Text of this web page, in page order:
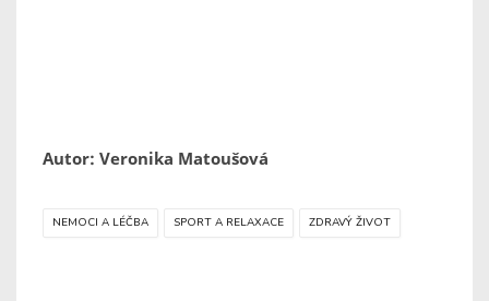
Autor: Veronika Matoušová
NEMOCI A LÉČBA SPORT A RELAXACE ZDRAVÝ ŽIVOT